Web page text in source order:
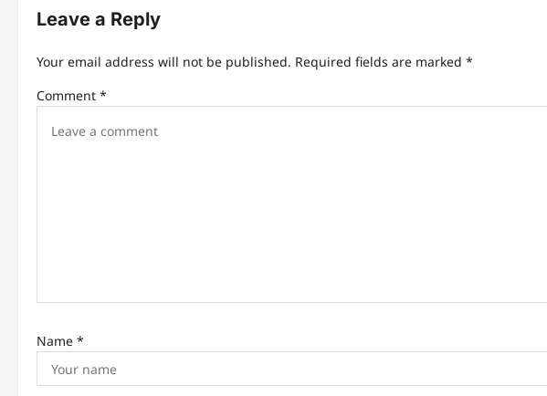
n
i
n
Leave a Reply
Your email address will not be published. Required fields are marked *
Comment *
Name *